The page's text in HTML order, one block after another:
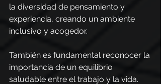
la diversidad de pensamiento y
experiencia, creando un ambiente
inclusivo y acogedor.
También es fundamental reconocer la
importancia de un equilibrio
saludable entre el trabajo y la vida.